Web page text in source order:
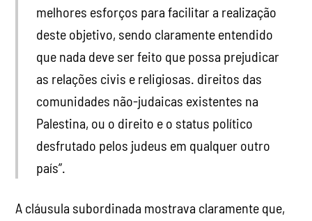
melhores esforços para facilitar a realização
deste objetivo, sendo claramente entendido
que nada deve ser feito que possa prejudicar
as relações civis e religiosas. direitos das
comunidades não-judaicas existentes na
Palestina, ou o direito e o status político
desfrutado pelos judeus em qualquer outro
país”.
A cláusula subordinada mostrava claramente que,